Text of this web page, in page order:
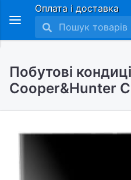
Оплата і доставка
Побутові
Cooper&Hunter